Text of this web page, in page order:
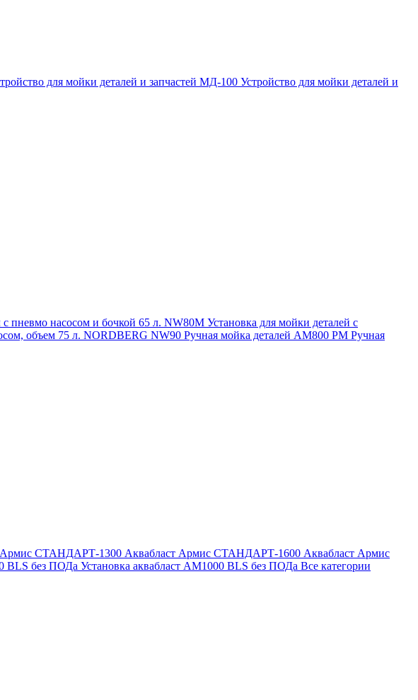
для мойки деталей и запчастей МД-100 Устройство для мойки деталей и
с пневмо насосом и бочкой 65 л. NW80M Установка для мойки деталей с
объем 75 л. NORDBERG NW90 Ручная мойка деталей АМ800 РМ Ручная
Армис СТАНДАРТ-1300 Аквабласт Армис СТАНДАРТ-1600 Аквабласт Армис
BLS без ПОДа Установка аквабласт AM1000 BLS без ПОДа Все категории